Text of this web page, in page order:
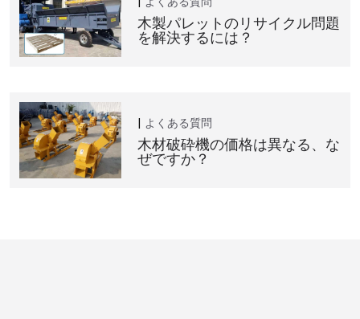
木製パレットのリサイクル問題
を解決するには？
よくある質問
木材破砕機の価格は異なる、な
ぜですか？